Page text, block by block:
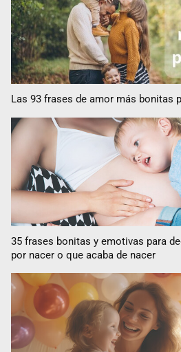
Las 93 frases de amor más bonitas
35 frases bonitas y emotivas para
por nacer o que acaba de nacer